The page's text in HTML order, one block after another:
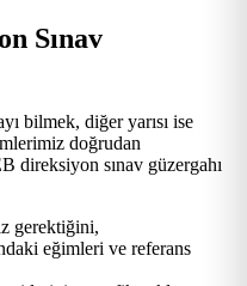
Sınav
bilmek, diğer yarısı ise
doğrudan
direksiyon sınav güzergahı
gerektiğini,
eğimleri ve referans